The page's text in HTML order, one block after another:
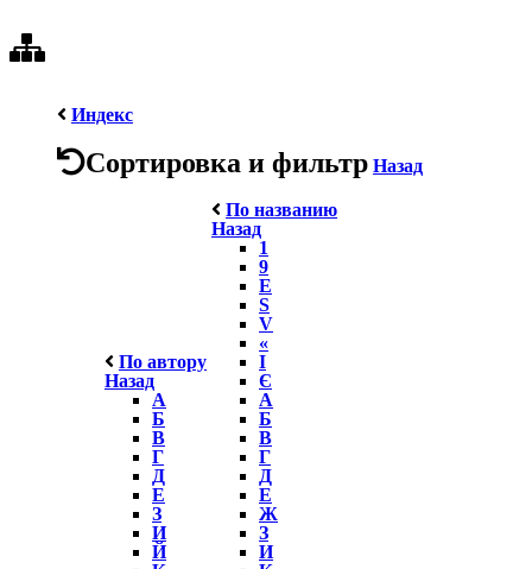
Индекс
Сортировка и фильтр Назад
По автору
Назад
А
Б
В
Г
Д
Е
З
И
Й
По названию
Назад
1
9
E
S
V
«
І
Є
А
Б
В
Г
Д
Е
Ж
З
И